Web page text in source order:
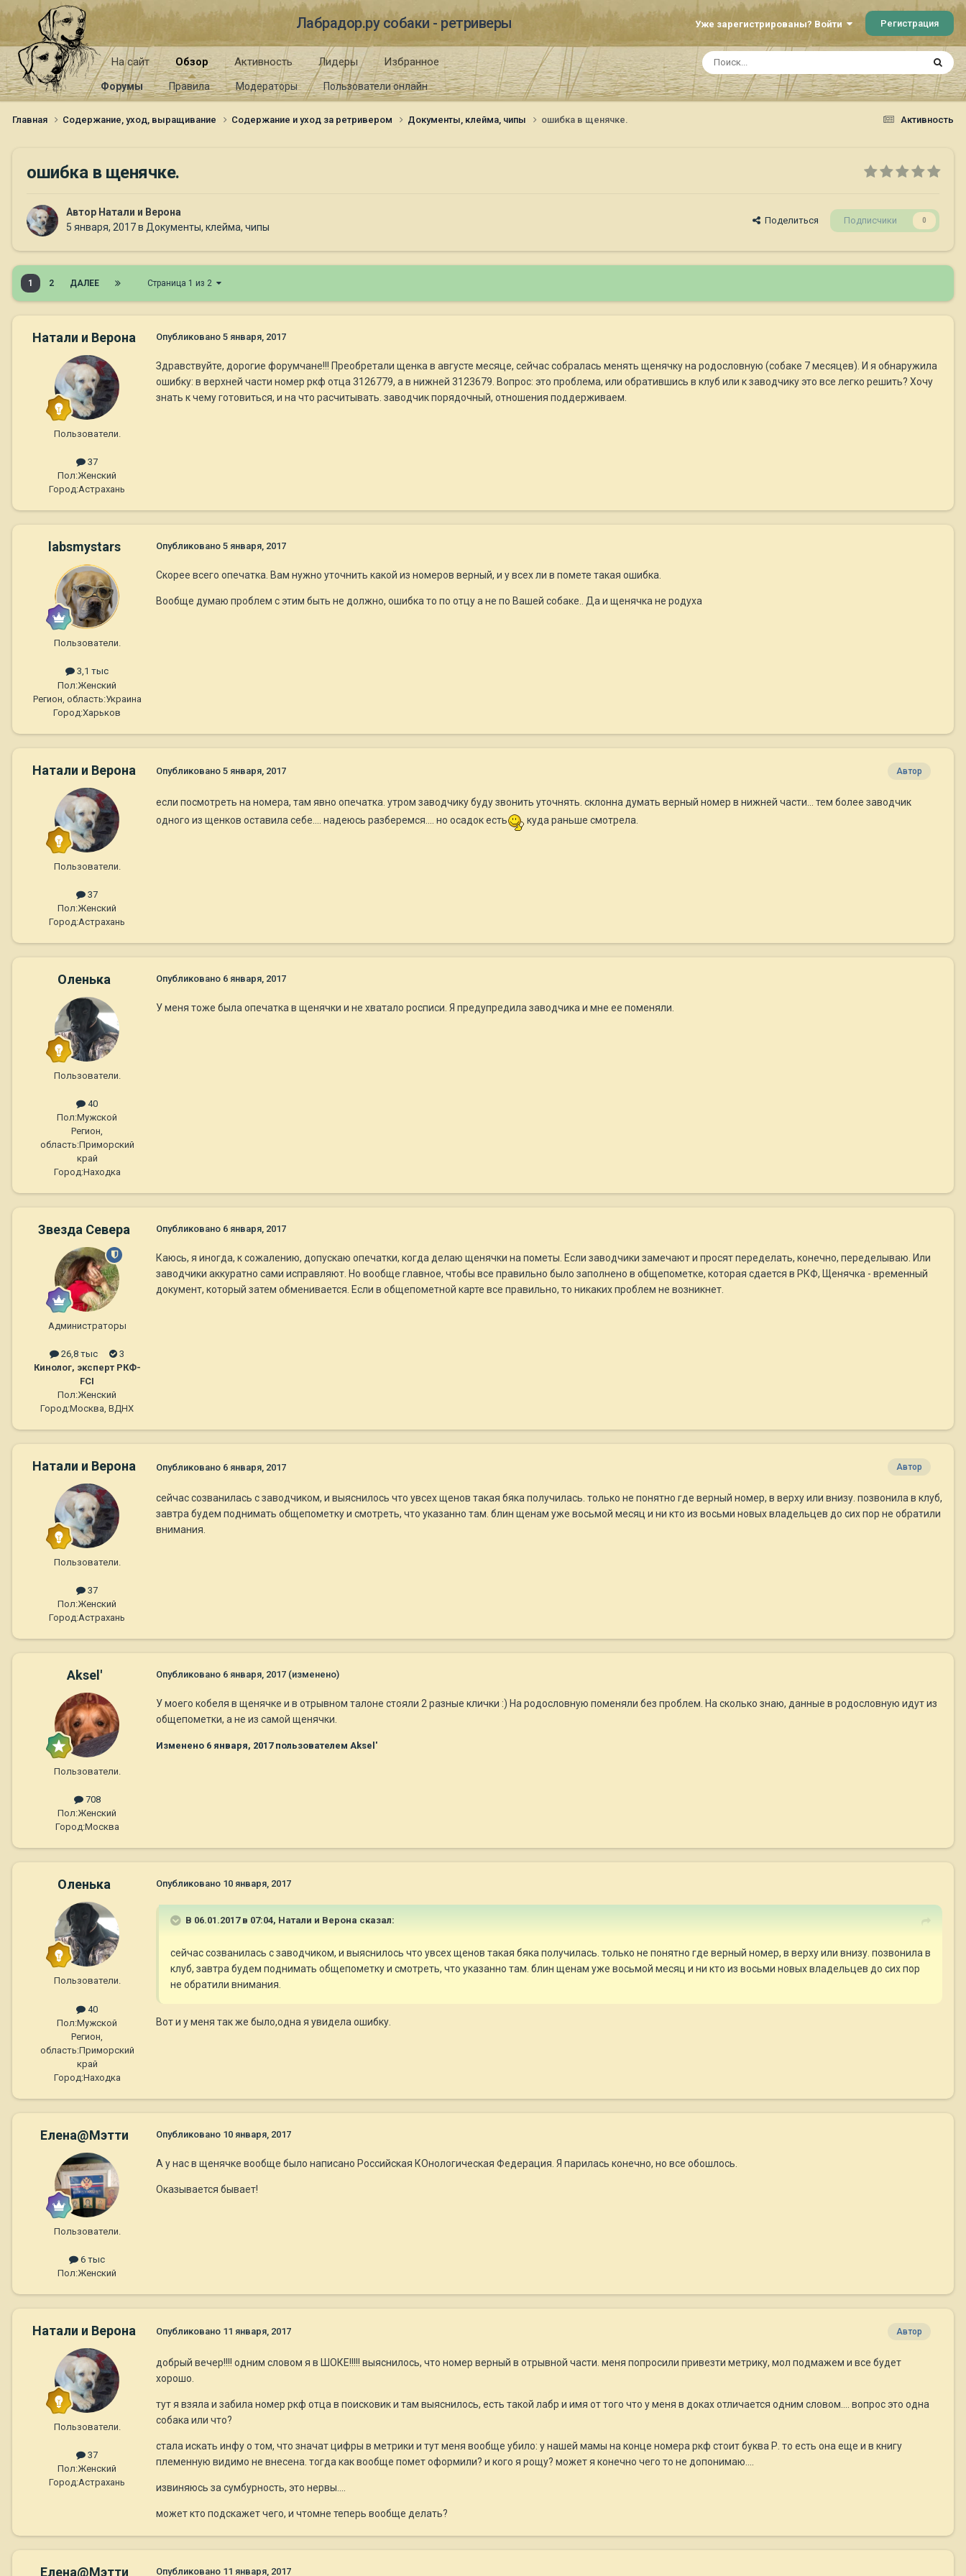
Лабрадор.ру собаки - ретриверы Уже зарегистрированы? Войти Регистрация
На сайт Обзор
Форумы Правила Модераторы Пользователи онлайн
Активность Лидеры Избранное
Активность
Главная Содержание, уход, выращивание Содержание и уход за ретривером Документы, клейма, чипы ошибка в щенячке.
ошибка в щенячке.
Автор Натали и Верона
5 января, 2017в Документы, клейма, чипы
Поделиться Подписчики 0
1 2 ДАЛЕЕ Страница 1 из 2
Натали и Верона
Пользователи.
37
Пол:Женский
Город:Астрахань
Опубликовано 5 января, 2017
Здравствуйте, дорогие форумчане!!! Преобретали щенка в августе месяце, сейчас собралась менять щенячку на родословную (собаке 7 месяцев). И я обнаружила
ошибку: в верхней части номер ркф отца 3126779, а в нижней 3123679. Вопрос: это проблема, или обратившись в клуб или к заводчику это все легко решить? Хочу
знать к чему готовиться, и на что расчитывать. заводчик порядочный, отношения поддерживаем.
labsmystars
Пользователи.
3,1 тыс
Пол:Женский
Регион, область:Украина
Город:Харьков
Опубликовано 5 января, 2017
Скорее всего опечатка. Вам нужно уточнить какой из номеров верный, и у всех ли в помете такая ошибка.
Вообще думаю проблем с этим быть не должно, ошибка то по отцу а не по Вашей собаке.. Да и щенячка не родуха
Натали и Верона
Пользователи.
37
Пол:Женский
Город:Астрахань
Автор
Опубликовано 5 января, 2017
если посмотреть на номера, там явно опечатка. утром заводчику буду звонить уточнять. склонна думать верный номер в нижней части... тем более заводчик
одного из щенков оставила себе.... надеюсь разберемся.... но осадок есть
куда раньше смотрела.
Оленька
Пользователи.
40
Пол:Мужской
Регион,
область:Приморский
край
Город:Находка
Опубликовано 6 января, 2017
У меня тоже была опечатка в щенячки и не хватало росписи. Я предупредила заводчика и мне ее поменяли.
Звезда Севера
Администраторы
26,8 тыс
3
Кинолог, эксперт РКФ-
FCI
Пол:Женский
Город:Москва, ВДНХ
Опубликовано 6 января, 2017
Каюсь, я иногда, к сожалению, допускаю опечатки, когда делаю щенячки на пометы. Если заводчики замечают и просят переделать, конечно, переделываю. Или
заводчики аккуратно сами исправляют. Но вообще главное, чтобы все правильно было заполнено в общепометке, которая сдается в РКФ, Щенячка - временный
документ, который затем обменивается. Если в общепометной карте все правильно, то никаких проблем не возникнет.
Натали и Верона
Пользователи.
37
Пол:Женский
Город:Астрахань
Автор
Опубликовано 6 января, 2017
сейчас созванилась с заводчиком, и выяснилось что увсех щенов такая бяка получилась. только не понятно где верный номер, в верху или внизу. позвонила в клуб,
завтра будем поднимать общепометку и смотреть, что указанно там. блин щенам уже восьмой месяц и ни кто из восьми новых владельцев до сих пор не обратили
внимания.
Aksel'
Пользователи.
708
Пол:Женский
Город:Москва
Опубликовано 6 января, 2017 (изменено)
У моего кобеля в щенячке и в отрывном талоне стояли 2 разные клички :) На родословную поменяли без проблем. На сколько знаю, данные в родословную идут из
общепометки, а не из самой щенячки.
Изменено 6 января, 2017пользователем Aksel'
Оленька
Пользователи.
40
Пол:Мужской
Регион,
область:Приморский
край
Город:Находка
Опубликовано 10 января, 2017
В 06.01.2017 в 07:04, Натали и Верона сказал:
сейчас созванилась с заводчиком, и выяснилось что увсех щенов такая бяка получилась. только не понятно где верный номер, в верху или внизу. позвонила в
клуб, завтра будем поднимать общепометку и смотреть, что указанно там. блин щенам уже восьмой месяц и ни кто из восьми новых владельцев до сих пор
не обратили внимания.
Вот и у меня так же было,одна я увидела ошибку.
Елена@Мэтти
Пользователи.
6 тыс
Пол:Женский
Опубликовано 10 января, 2017
А у нас в щенячке вообще было написано Российская КОнологическая Федерация. Я парилась конечно, но все обошлось.
Оказывается бывает!
Натали и Верона
Пользователи.
37
Пол:Женский
Город:Астрахань
Автор
Опубликовано 11 января, 2017
добрый вечер!!!! одним словом я в ШОКЕ!!!!! выяснилось, что номер верный в отрывной части. меня попросили привезти метрику, мол подмажем и все будет
хорошо.
тут я взяла и забила номер ркф отца в поисковик и там выяснилось, есть такой лабр и имя от того что у меня в доках отличается одним словом.... вопрос это одна
собака или что?
стала искать инфу о том, что значат цифры в метрики и тут меня вообще убило: у нашей мамы на конце номера ркф стоит буква Р. то есть она еще и в книгу
племенную видимо не внесена. тогда как вообще помет оформили? и кого я рощу? может я конечно чего то не допонимаю....
извиняюсь за сумбурность, это нервы....
может кто подскажет чего, и чтомне теперь вообще делать?
Елена@Мэтти Опубликовано 11 января, 2017